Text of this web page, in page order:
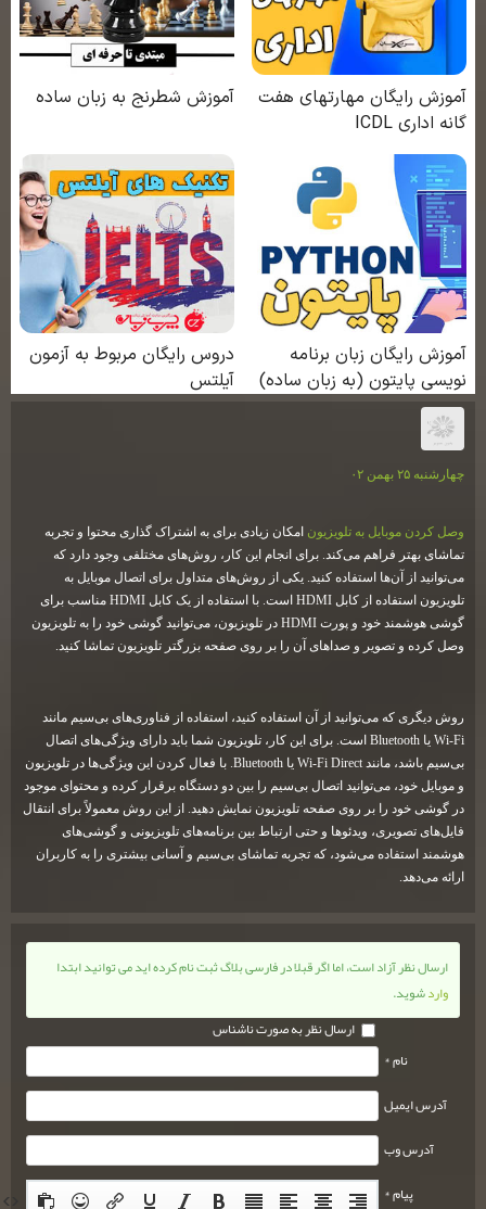
چهارشنبه ۲۵ بهمن ۰۲
وصل کردن موبایل به تلویزیونامکان زیادی برای به اشتراک گذاری محتوا و تجربه
تماشای بهتر فراهم می‌کند. برای انجام این کار، روش‌های مختلفی وجود دارد که
می‌توانید از آن‌ها استفاده کنید. یکی از روش‌های متداول برای اتصال موبایل به
تلویزیون استفاده از کابل HDMI است. با استفاده از یک کابل HDMI مناسب برای
گوشی هوشمند خود و پورت HDMI در تلویزیون، می‌توانید گوشی خود را به تلویزیون
وصل کرده و تصویر و صداهای آن را بر روی صفحه بزرگتر تلویزیون تماشا کنید.
روش دیگری که می‌توانید از آن استفاده کنید، استفاده از فناوری‌های بی‌سیم مانند
Wi-Fi یا Bluetooth است. برای این کار، تلویزیون شما باید دارای ویژگی‌های اتصال
بی‌سیم باشد، مانند Wi-Fi Direct یا Bluetooth. با فعال کردن این ویژگی‌ها در تلویزیون
و موبایل خود، می‌توانید اتصال بی‌سیم را بین دو دستگاه برقرار کرده و محتوای موجود
در گوشی خود را بر روی صفحه تلویزیون نمایش دهید. از این روش معمولاً برای انتقال
فایل‌های تصویری، ویدئوها و حتی ارتباط بین برنامه‌های تلویزیونی و گوشی‌های
هوشمند استفاده می‌شود، که تجربه تماشای بی‌سیم و آسانی بیشتری را به کاربران
ارائه می‌دهد.
ارسال نظر آزاد است، اما اگر قبلا در فارسی بلاگ ثبت نام کرده اید می توانید ابتدا
واردشوید.
ارسال نظر به صورت ناشناس
نام *
آدرس ایمیل
آدرس وب
پیام *